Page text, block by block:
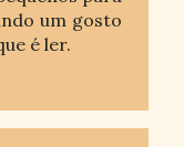
um gosto
é ler.